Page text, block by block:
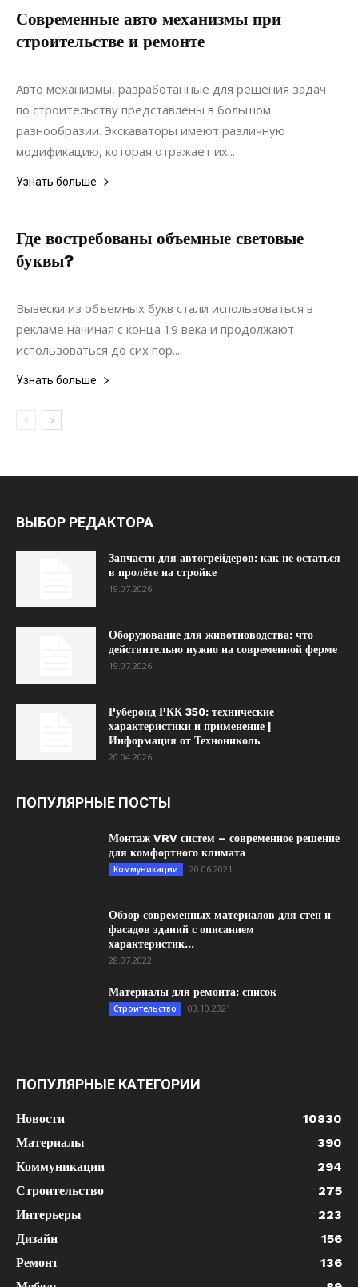
Современные авто механизмы при
строительстве и ремонте
24.09.2021
Авто механизмы, разработанные для решения задач
по строительству представлены в большом
разнообразии. Экскаваторы имеют различную
модификацию, которая отражает их...
Узнать больше
Где востребованы объемные световые
буквы?
13.06.2021
Вывески из объемных букв стали использоваться в
рекламе начиная с конца 19 века и продолжают
использоваться до сих пор....
Узнать больше
ВЫБОР РЕДАКТОРА
Запчасти для автогрейдеров: как не остаться
в пролёте на стройке
19.07.2026
Оборудование для животноводства: что
действительно нужно на современной ферме
19.07.2026
Рубероид РКК 350: технические
характеристики и применение |
Информация от Технониколь
20.04.2026
ПОПУЛЯРНЫЕ ПОСТЫ
Монтаж VRV систем – современное решение
для комфортного климата
Коммуникации 20.06.2021
Обзор современных материалов для стен и
фасадов зданий с описанием
характеристик...
28.07.2022
Материалы для ремонта: список
Строительство 03.10.2021
ПОПУЛЯРНЫЕ КАТЕГОРИИ
Новости
10830
Материалы
390
Коммуникации
294
Строительство
275
Интерьеры
223
Дизайн
156
Ремонт
136